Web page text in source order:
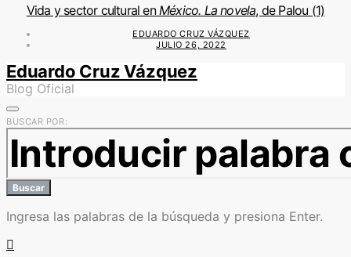
Vida y sector cultural en México. La novela, de Palou (1)
EDUARDO CRUZ VÁZQUEZ
JULIO 26, 2022
Eduardo Cruz Vázquez
Blog Oficial
BUSCAR POR:
Buscar
Ingresa las palabras de la búsqueda y presiona Enter.